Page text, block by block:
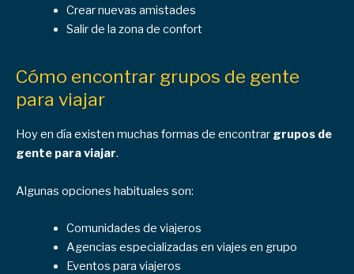
Crear nuevas amistades
Salir de la zona de confort
Cómo encontrar grupos de gente
para viajar
Hoy en día existen muchas formas de encontrar grupos de
gente para viajar.
Algunas opciones habituales son:
Comunidades de viajeros
Agencias especializadas en viajes en grupo
Eventos para viajeros